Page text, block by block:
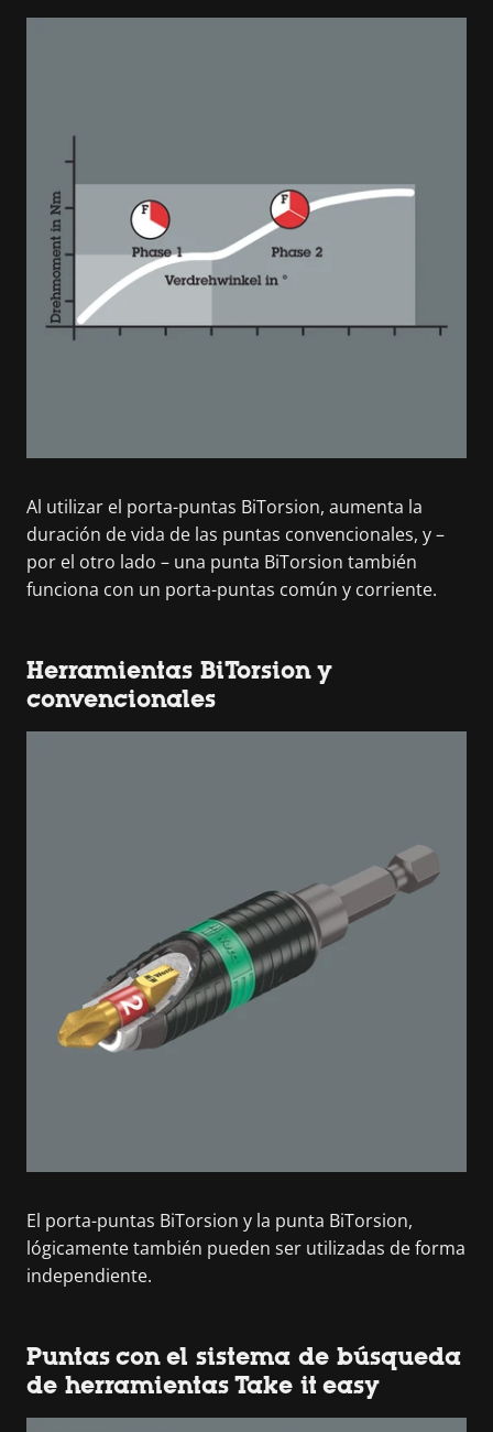
Al utilizar el porta-puntas BiTorsion, aumenta la
duración de vida de las puntas convencionales, y –
por el otro lado – una punta BiTorsion también
funciona con un porta-puntas común y corriente.
Herramientas BiTorsion y
convencionales
El porta-puntas BiTorsion y la punta BiTorsion,
lógicamente también pueden ser utilizadas de forma
independiente.
Puntas con el sistema de búsqueda
de herramientas Take it easy